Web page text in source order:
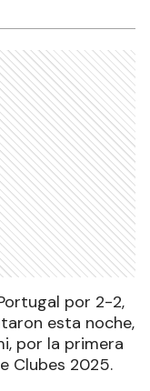
por 2-2,
esta noche,
por la primera
Clubes 2025.